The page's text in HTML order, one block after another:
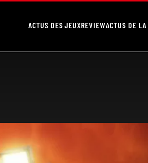
ACTUS DES JEUXREVIEWACTUS DE LA